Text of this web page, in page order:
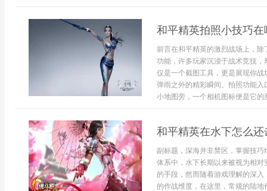
和平精英拍照小技巧
前言在和平精英的激烈战场上，
功能，许多玩家沉浸于战术竞技
仅是一个截图工具，更是展现你
弹雨之外的精彩瞬间。拍照功能
小地图旁，一个相机图标便是它的
和平精英在水下怎么
副标题，深海并非禁区，掌握技
体系中，水下长期以来被视为相
的手段，然而随着游戏理解的深
的作战维度，在这里，常规的陆